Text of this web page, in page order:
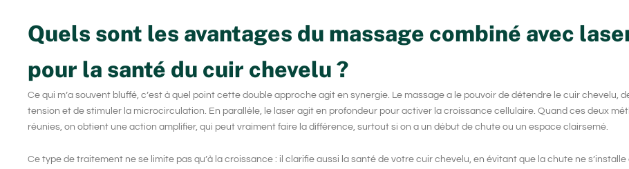
Quels sont les avantages du massage combiné avec
pour la santé du cuir chevelu ?
Ce qui m’a souvent bluffé, c’est à quel point cette double approche agit en synergie. Le massage a le pouvoir de détendre le cuir chevelu,
tension et de stimuler la microcirculation. En parallèle, le laser agit en profondeur pour activer la croissance cellulaire. Quand ces deux
réunies, on obtient une action amplifier, qui peut vraiment faire la différence, surtout si on a un début de chute ou un espace clairsemé.
Ce type de traitement ne se limite pas qu’à la croissance : il clarifie aussi la santé de votre cuir chevelu, en évitant que la chute ne s’installe